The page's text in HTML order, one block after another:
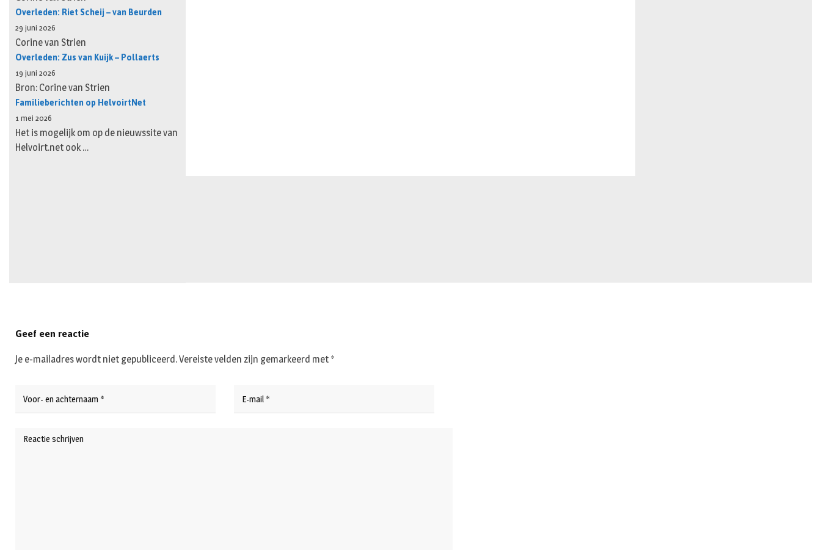
Overleden: Riet Scheij – van Beurden
29 juni 2026
Corine van Strien
Overleden: Zus van Kuijk – Pollaerts
19 juni 2026
Bron: Corine van Strien
Familieberichten op HelvoirtNet
1 mei 2026
Het is mogelijk om op de nieuwssite van
Helvoirt.net ook …
Geef een reactie
Je e-mailadres wordt niet gepubliceerd.Vereiste velden zijn gemarkeerd met *